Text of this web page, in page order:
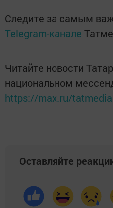
Следите за самым
Telegram-канале
Читайте новости
национальном
https://max.ru/tatmedia
Оставляйте